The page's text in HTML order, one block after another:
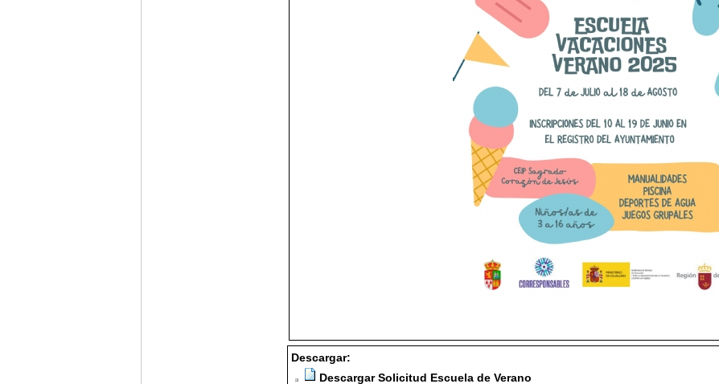
Descargar:
Descargar Solicitud Escuela de Verano